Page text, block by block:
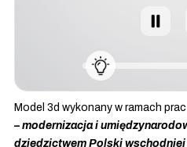
Model 3d wykonany w ramach
– modernizacja i
dziedzictwem Polski wschodniej